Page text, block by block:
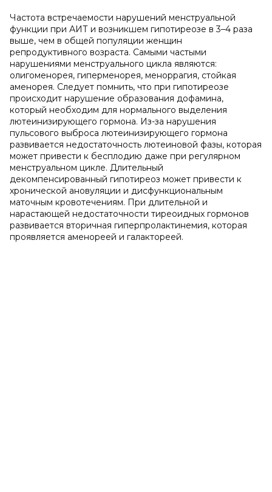
Частота встречаемости нарушений менструальной
функции при АИТ и возникшем гипотиреозе в 3–4 раза
выше, чем в общей популяции женщин
репродуктивного возраста. Самыми частыми
нарушениями менструального цикла являются:
олигоменорея, гиперменорея, меноррагия, стойкая
аменорея. Следует помнить, что при гипотиреозе
происходит нарушение образования дофамина,
который необходим для нормального выделения
лютеинизирующего гормона. Из-за нарушения
пульсового выброса лютеинизирующего гормона
развивается недостаточность лютеиновой фазы, которая
может привести к бесплодию даже при регулярном
менструальном цикле. Длительный
декомпенсированный гипотиреоз может привести к
хронической ановуляции и дисфункциональным
маточным кровотечениям. При длительной и
нарастающей недостаточности тиреоидных гормонов
развивается вторичная гиперпролактинемия, которая
проявляется аменореей и галактореей.